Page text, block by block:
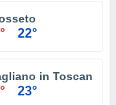
22°
in Toscana
23°